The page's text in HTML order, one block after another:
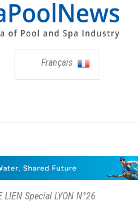
Français
LIEN Special LYON N°26